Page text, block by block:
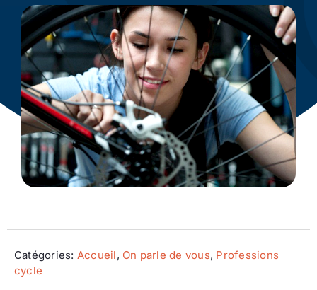
Actualité
Ecologie
Catégories: Accueil, On parle de vous, Professions
cycle